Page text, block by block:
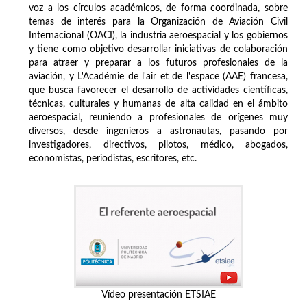
voz a los círculos académicos, de forma coordinada, sobre
temas de interés para la Organización de Aviación Civil
Internacional (OACI), la industria aeroespacial y los gobiernos
y tiene como objetivo desarrollar iniciativas de colaboración
para atraer y preparar a los futuros profesionales de la
aviación, y L'Académie de l'air et de l'espace (AAE) francesa,
que busca favorecer el desarrollo de actividades científicas,
técnicas, culturales y humanas de alta calidad en el ámbito
aeroespacial, reuniendo a profesionales de orígenes muy
diversos, desde ingenieros a astronautas, pasando por
investigadores, directivos, pilotos, médico, abogados,
economistas, periodistas, escritores, etc.
Vídeo presentación ETSIAE